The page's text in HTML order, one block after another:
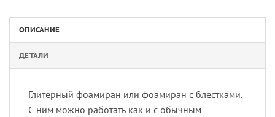
ОПИСАНИЕ
ДЕТАЛИ
Глитерный фоамиран или фоамиран с блестками.
С ним можно работать как и с обычным